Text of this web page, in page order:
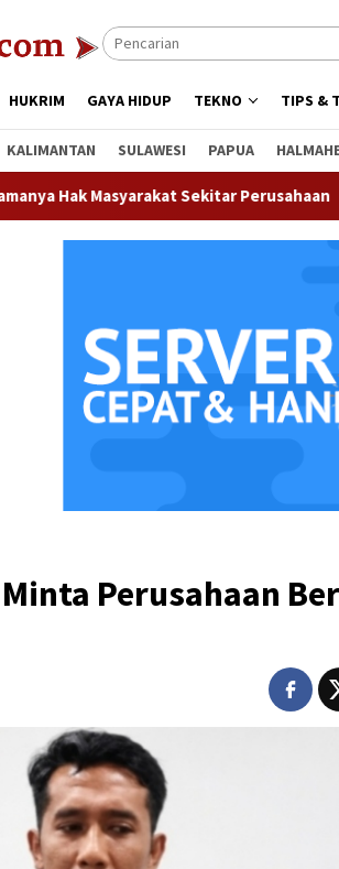
HUKRIM GAYA HIDUP TEKNO TIPS &
KALIMANTAN SULAWESI PAPUA
Sekitar Perusahaan Hendri
Perusahaan